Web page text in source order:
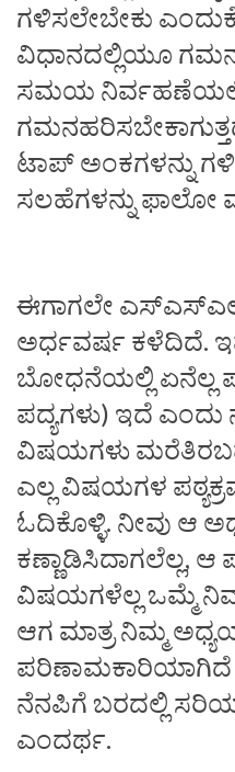
ಗಳಿಸಲೇಬೇಕು
ವಿಧಾನದಲ್ಲಿಯೂ
ಸಮಯ
ಟಾಪ್‌ ಅಂಕಗಳನ್ನು
ಸಲಹೆಗಳನ್ನು ಫಾಲೋ
ಈಗಾಗಲೇ
ಅರ್ಧವರ್ಷ ಕಳೆದಿದೆ.
ಬೋಧನೆಯಲ್ಲಿ ಏನೆಲ್ಲ
ಪದ್ಯಗಳು) ಇದೆ
ವಿಷಯಗಳು
ಎಲ್ಲ ವಿಷಯಗಳ
ಓದಿಕೊಳ್ಳಿ. ನೀವು ಆ
ಕಣ್ಣಾಡಿಸಿದಾಗಲೆಲ್ಲ,
ವಿಷಯಗಳೆಲ್ಲ ಒಮ್ಮೆ
ಆಗ ಮಾತ್ರ ನಿಮ್ಮ
ಪರಿಣಾಮಕಾರಿಯಾಗಿದೆ
ನೆನಪಿಗೆ ಬರದಲ್ಲಿ
ಎಂದರ್ಥ.